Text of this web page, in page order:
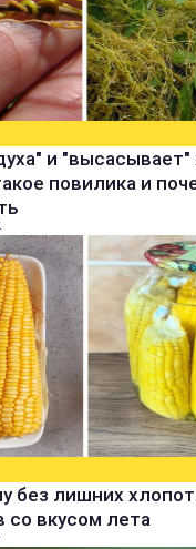
и
повилика и
без лишних
со вкусом лета